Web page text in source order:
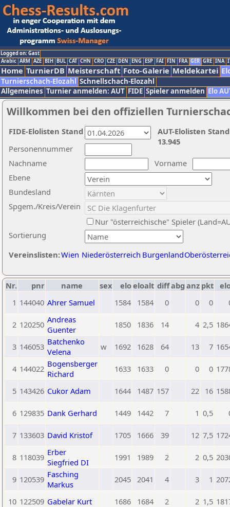
Logged on: Gast
Arabic ARM AZE BIH BUL CAT CHN CRO CZE DEN ENG ESP FAI FIN FRA GER GRE INA
Home TurnierDB Meisterschaft Foto-Galerie Meldekartei
Turnierschach-Elozahl Schnellschach-Elozahl
Allgemeines Turnier anmelden: AUT FIDE Spieler anmelden Elo
Willkommen bei den offiziellen
Nachname
Vorname
Ebene
Sortierung
Personennummer
Bundesland
Spgem./Kreis/Verein
Nur "österreichische" Spieler
Vereinslisten:Wien Niederösterreich Burgenland
AUT-Elolisten
13.945
FIDE-Elolisten Stand
Nr. pnr name sex eloeloalt diffabg anz pkt
1 144040 Ahrer Samuel 1584 1584 0 0 0
2 120250 Andreas
Guenter
1850 1836 14 4 2,5
3 146053 Batchenko
Velena
w 1692 1628 64 13 7
4 144022 Bogensberger
Richard
1633 1633 0 0 0
5 143426 Cukor Adam 1644 1487 157 22 16
6 129835 Dank Gerhard 1449 1442 7 1 0,5
7 133603 David Kristof 1705 1666 39 12 7,5
8 118039 Erber
Siegfried DI
1991 1989 2 2 0,5
9 120539 Fasching
Markus
2045 2041 4 3 1
10 122509 Gabelar Kurt 1686 1684 2 2 1,5